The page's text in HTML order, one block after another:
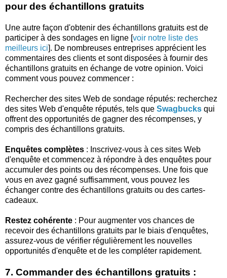
pour des échantillons gratuits
Une autre façon d'obtenir des échantillons gratuits est de
participer à des sondages en ligne [voir notre liste des
meilleurs ici]. De nombreuses entreprises apprécient les
commentaires des clients et sont disposées à fournir des
échantillons gratuits en échange de votre opinion. Voici
comment vous pouvez commencer :
Rechercher des sites Web de sondage réputés: recherchez
des sites Web d'enquête réputés, tels que Swagbucks qui
offrent des opportunités de gagner des récompenses, y
compris des échantillons gratuits.
Enquêtes complètes : Inscrivez-vous à ces sites Web
d'enquête et commencez à répondre à des enquêtes pour
accumuler des points ou des récompenses. Une fois que
vous en avez gagné suffisamment, vous pouvez les
échanger contre des échantillons gratuits ou des cartes-
cadeaux.
Restez cohérente : Pour augmenter vos chances de
recevoir des échantillons gratuits par le biais d'enquêtes,
assurez-vous de vérifier régulièrement les nouvelles
opportunités d'enquête et de les compléter rapidement.
7. Commander des échantillons gratuits :